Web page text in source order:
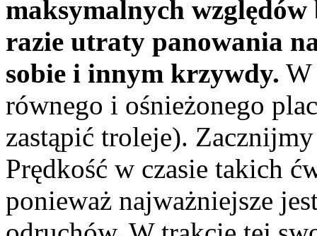
maksymalnych względów
razie utraty panowania
sobie i innym krzywdy. W
równego i ośnieżonego
zastąpić troleje).
Prędkość w czasie takich
ponieważ najważniejsze